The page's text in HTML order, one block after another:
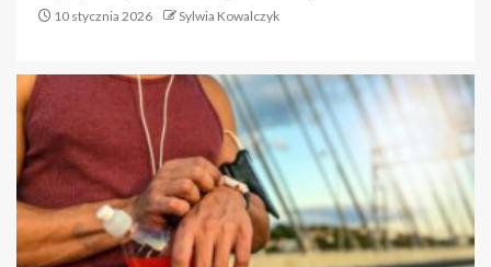
10 stycznia 2026 Sylwia Kowalczyk